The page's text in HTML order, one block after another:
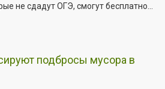
не сдадут ОГЭ, смогут бесплатно...
подбросы мусора в